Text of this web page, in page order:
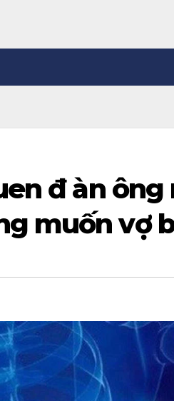
đ àn ông
muốn vợ